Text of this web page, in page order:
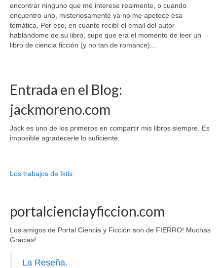
encontrar ninguno que me interese realmente, o cuando
encuentro uno, misteriosamente ya no me apetece esa
temática. Por eso, en cuanto recibí el email del autor
hablándome de su libro, supe que era el momento de leer un
libro de ciencia ficción (y no tan de romance)...
Entrada en el Blog:
jackmoreno.com
Jack es uno de los primeros en compartir mis libros siempre. Es
imposible agradecerle lo suficiente.
Los trabajos de Iktis
portalcienciayficcion.com
Los amigos de Portal Ciencia y Ficción son de FIERRO! Muchas
Gracias!
La Reseña.